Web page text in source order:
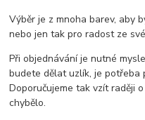
Výběr je z mnoha barev, aby
nebo jen tak pro radost ze
Při objednávání je nutné
budete dělat uzlík, je potřeba
Doporučujeme tak vzít raději
chybělo.